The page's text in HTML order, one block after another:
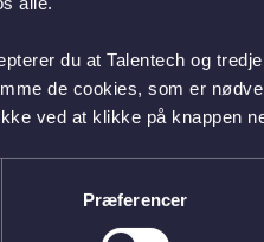
du at Talentech og
de cookies, som er
ved at klikke på knappen
Præferencer